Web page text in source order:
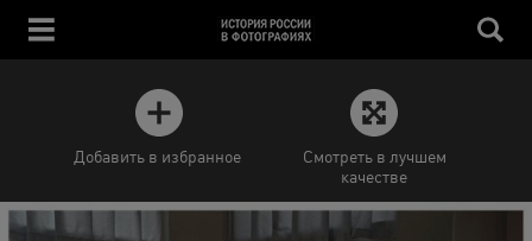
Добавить в избранное
Смотреть в лучшем
качестве